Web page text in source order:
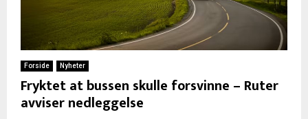
Forside Nyheter
Fryktet at bussen skulle forsvinne – Ruter
avviser nedleggelse